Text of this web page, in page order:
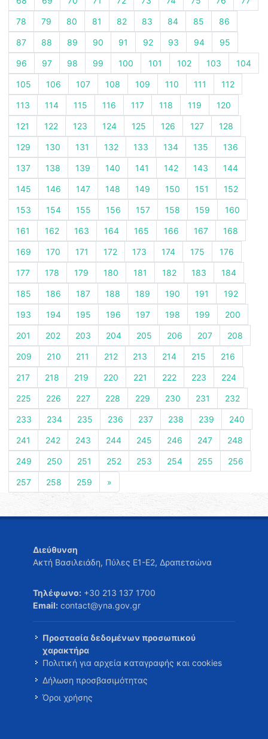
78 79 80 81 82 83 84 85 86
87 88 89 90 91 92 93 94 95
96 97 98 99 100 101 102 103 104
105 106 107 108 109 110 111 112
113 114 115 116 117 118 119 120
121 122 123 124 125 126 127 128
129 130 131 132 133 134 135 136
137 138 139 140 141 142 143 144
145 146 147 148 149 150 151 152
153 154 155 156 157 158 159 160
161 162 163 164 165 166 167 168
169 170 171 172 173 174 175 176
177 178 179 180 181 182 183 184
185 186 187 188 189 190 191 192
193 194 195 196 197 198 199 200
201 202 203 204 205 206 207 208
209 210 211 212 213 214 215 216
217 218 219 220 221 222 223 224
225 226 227 228 229 230 231 232
233 234 235 236 237 238 239 240
241 242 243 244 245 246 247 248
249 250 251 252 253 254 255 256
257 258 259 »
Διεύθυνση
Ακτή Βασιλειάδη, Πύλες Ε1-Ε2, Δραπετσώνα
Τηλέφωνο: +30 213 137 1700
Email: contact@yna.gov.gr
Προστασία δεδομένων προσωπικού
χαρακτήρα
Πολιτική για αρχεία καταγραφής και cookies
Δήλωση προσβασιμότητας
Όροι χρήσης